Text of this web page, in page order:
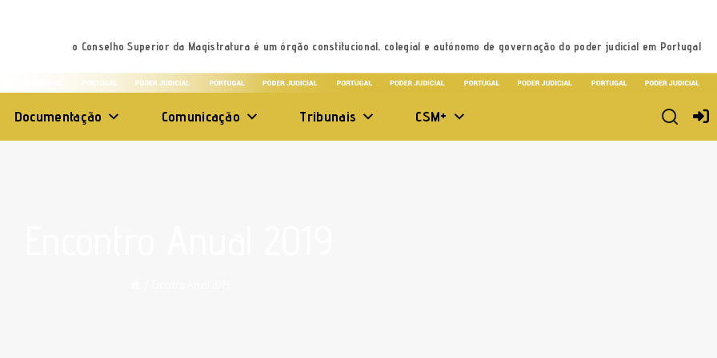
o Conselho Superior da Magistratura é um órgão constitucional, colegial e autónomo de governação do poder judicial em Portugal
Documentação Comunicação Tribunais CSM+